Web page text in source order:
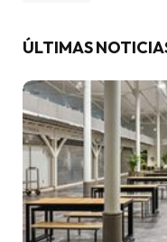
ÚLTIMAS